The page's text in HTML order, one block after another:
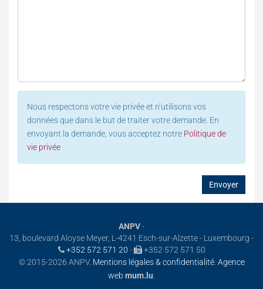
Nous respectons votre vie privée et n’utilisons vos
données que dans le but de traiter votre demande. En
envoyant la demande, vous acceptez notre Politique de
vie privée
ANPV-
13, boulevard Aloyse Meyer, L-4241 Esch-sur-Alzette - Luxembourg -
+352 572 571 20 -
+352 572 571 50
© 2015-2026 ANPV. Mentions légales & confidentialité. Agence
web mum.lu